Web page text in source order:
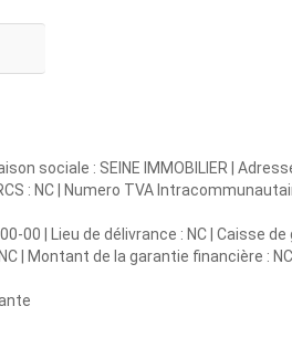
sociale : SEINE IMMOBILIER |
: NC | Numero TVA
00 | Lieu de délivrance : NC | Caisse de
| Montant de la garantie financière : NC